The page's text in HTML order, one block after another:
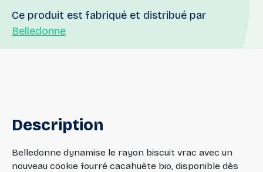
Ce produit est fabriqué et distribué par
Belledonne
Description
Belledonne dynamise le rayon biscuit vrac avec un
nouveau cookie fourré cacahuète bio, disponible dès